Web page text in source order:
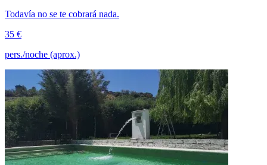
Todavía no se te cobrará nada.
35 €
pers./noche (aprox.)